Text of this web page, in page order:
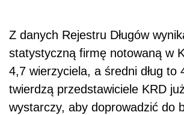
Z danych Rejestru Długów
statystyczną firmę notowaną w
4,7 wierzyciela, a średni dług to
twierdzą przedstawiciele KRD
wystarczy, aby doprowadzić do